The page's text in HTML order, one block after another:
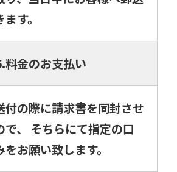
す。
料金のお支払い
付の際に請求書を同封させ
で、 そちらにて指定の口
お願い致します。